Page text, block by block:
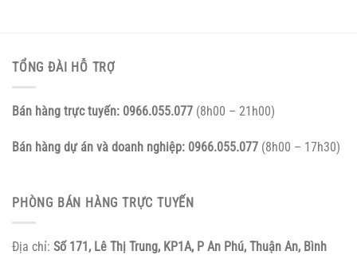
TỔNG ĐÀI HỖ TRỢ
Bán hàng trực tuyến: 0966.055.077 (8h00 – 21h00)
Bán hàng dự án và doanh nghiệp: 0966.055.077 (8h00 – 17h30)
PHÒNG BÁN HÀNG TRỰC TUYẾN
Địa chỉ: Số 171, Lê Thị Trung, KP1A, P An Phú, Thuận An, Bình